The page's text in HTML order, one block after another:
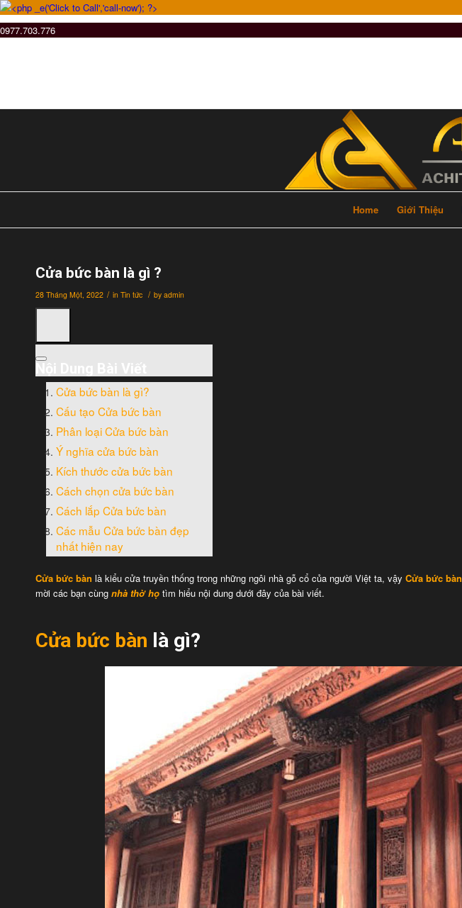
0977.703.776
Home Giới Thiệu
Cửa bức bàn là gì ?
28 Tháng Một, 2022 / in Tin tức / by admin
Cửa bức bàn là gì?
Cấu tạo Cửa bức bàn
Phân loại Cửa bức bàn
Ý nghĩa cửa bức bàn
Kích thước cửa bức bàn
Cách chọn cửa bức bàn
Cách lắp Cửa bức bàn
Các mẫu Cửa bức bàn đẹp
nhất hiện nay
Cửa bức bàn là kiểu cửa truyền thống trong những ngôi nhà gỗ cổ của người Việt ta, vậy Cửa bức bàn
mời các bạn cùng nhà thờ họ tìm hiểu nội dung dưới đây của bài viết.
Cửa bức bàn là gì?